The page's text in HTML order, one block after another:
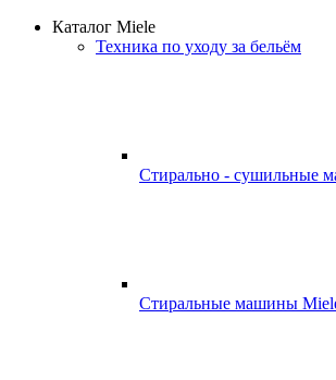
Каталог Miele
Техника по уходу за бельём
Стирально - сушильные
Стиральные машины